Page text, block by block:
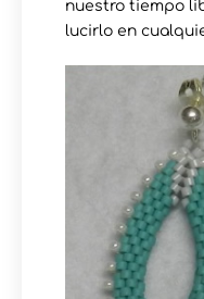
nuestro tiempo
lucirlo en